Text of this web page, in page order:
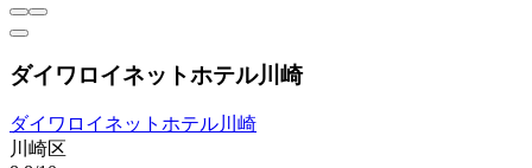
ダイワロイネットホテル川崎
ダイワロイネットホテル川崎
川崎区